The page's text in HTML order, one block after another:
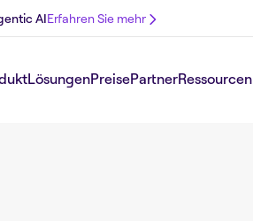
AIErfahren Sie mehr
LösungenPreisePartnerRessourcen